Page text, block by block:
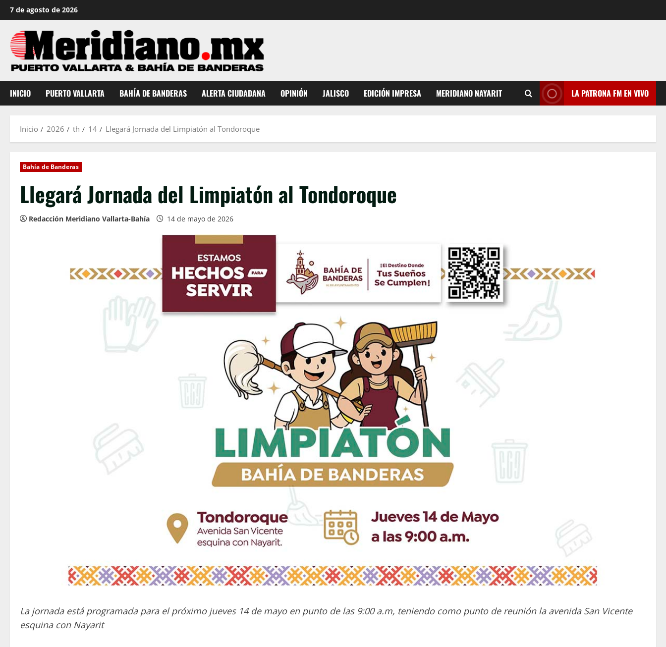
Saltar
al
contenido
7 de agosto de 2026
INICIO PUERTO VALLARTA BAHÍA DE BANDERAS ALERTA CIUDADANA OPINIÓN JALISCO EDICIÓN IMPRESA MERIDIANO NAYARIT LA PATRONA FM EN VIVO
Inicio 2026 th 14 Llegará Jornada del Limpiatón al Tondoroque
Bahía de Banderas
Llegará Jornada del Limpiatón al Tondoroque
Redacción Meridiano Vallarta-Bahía 14 de mayo de 2026
La jornada está programada para el próximo jueves 14 de mayo en punto de las 9:00 a.m, teniendo como punto de reunión la avenida San Vicente
esquina con Nayarit